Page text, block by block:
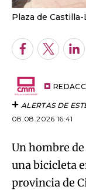
Plaza de
Facebook
Twitter
ALERTAS DE
08.08.2026 16:41
Un hombre
una bicicleta
provincia de